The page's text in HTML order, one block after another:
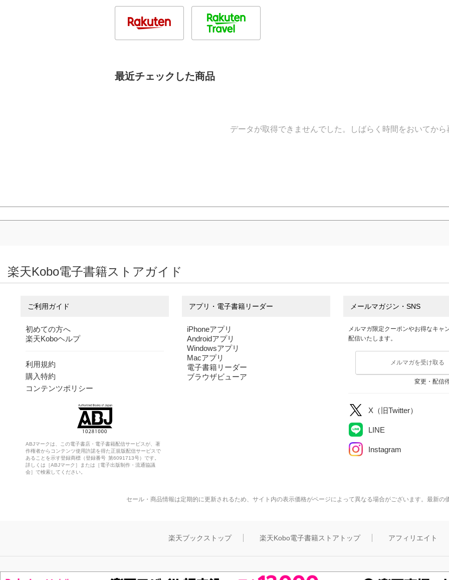
最近チェックした商品
データが取得できませんでした。しばらく時間をおいてから
楽天Kobo電子書籍ストアガイド
ご利用ガイド
初めての方へ
楽天Koboヘルプ
利用規約
購入特約
コンテンツポリシー
ABJマークは、この電子書店・電子書籍配信サービスが、著
作権者からコンテンツ使用許諾を得た正規版配信サービスで
あることを示す登録商標（登録番号 第6091713号）です。
詳しくは［ABJマーク］または［電子出版制作・流通協議
会］で検索してください。
アプリ・電子書籍リーダー
iPhoneアプリ
Androidアプリ
Windowsアプリ
Macアプリ
電子書籍リーダー
ブラウザビューア
メールマガジン・SNS
メルマガ限定クーポンやお得なキャ
配信いたします。
メルマガを受け取る
変更・配信
X（旧Twitter）
LINE
Instagram
セール・商品情報は定期的に更新されるため、サイト内の表示価格がページによって異なる場合がございます。最新の
楽天ブックストップ 楽天Kobo電子書籍ストアトップ アフィリエイト